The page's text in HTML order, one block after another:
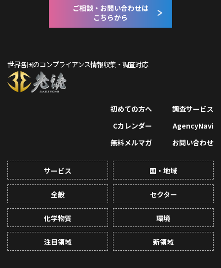
ご相談・お問い合わせは
こちらから
世界各国のコンプライアンス情報収集・調査対応
初めての方へ
調査サービス
Cカレンダー
AgencyNavi
無料メルマガ
お問い合わせ
サービス 国・地域
全般 セクター
化学物質 環境
注目領域 新領域